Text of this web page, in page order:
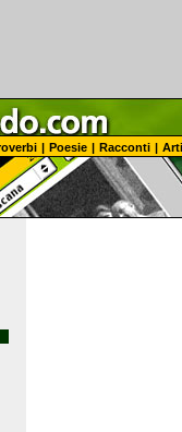
| Poesie | Racconti |